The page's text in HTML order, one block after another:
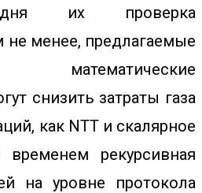
их проверка
не менее, предлагаемые
математические
снизить затраты газа
как NTT и скалярное
временем рекурсивная
на уровне протокола